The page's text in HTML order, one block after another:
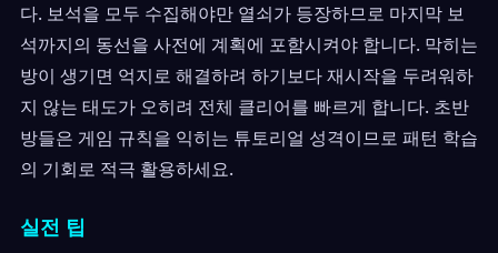
다. 보석을 모두 수집해야만 열쇠가 등장하므로 마지막 보
석까지의 동선을 사전에 계획에 포함시켜야 합니다. 막히는
방이 생기면 억지로 해결하려 하기보다 재시작을 두려워하
지 않는 태도가 오히려 전체 클리어를 빠르게 합니다. 초반
방들은 게임 규칙을 익히는 튜토리얼 성격이므로 패턴 학습
의 기회로 적극 활용하세요.
실전 팁